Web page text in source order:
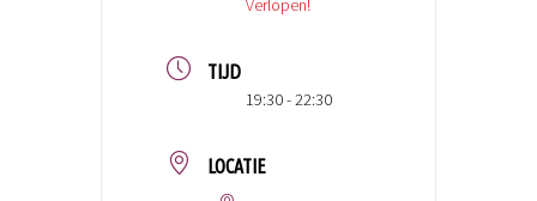
Verlopen!
TIJD
19:30 - 22:30
LOCATIE